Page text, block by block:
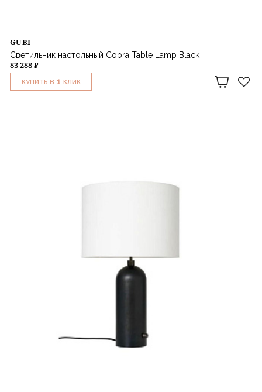
GUBI
Светильник настольный Cobra Table Lamp Black
83 288 ₽
КУПИТЬ В 1 КЛИК